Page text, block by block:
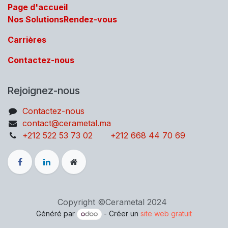
Page d'acc​ueil
Nos SolutionsRendez-vous
Carrières
Contactez-nous
Rejoignez-nous
Contactez-no​​us
contact@cerametal.ma
+212 522 53 73 02
+212 668 44 70 69
Copyright ©Cerametal 2024
Généré par - Créer un site web gratuit